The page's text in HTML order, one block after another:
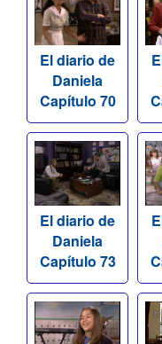
El diario de
Daniela
Capítulo 70
El diario de
Daniela
Capítulo 73